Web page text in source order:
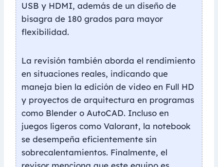
USB y HDMI, además de un diseño de
bisagra de 180 grados para mayor
flexibilidad.
La revisión también aborda el rendimiento
en situaciones reales, indicando que
maneja bien la edición de video en Full HD
y proyectos de arquitectura en programas
como Blender o AutoCAD. Incluso en
juegos ligeros como Valorant, la notebook
se desempeña eficientemente sin
sobrecalentamientos. Finalmente, el